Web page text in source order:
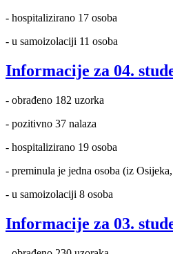
- hospitalizirano 17 osoba
- u samoizolaciji 11 osoba
Informacije za 04.
- obrađeno 182 uzorka
- pozitivno 37 nalaza
- hospitalizirano 19 osoba
- preminula je jedna osoba (iz
- u samoizolaciji 8 osoba
Informacije za 03.